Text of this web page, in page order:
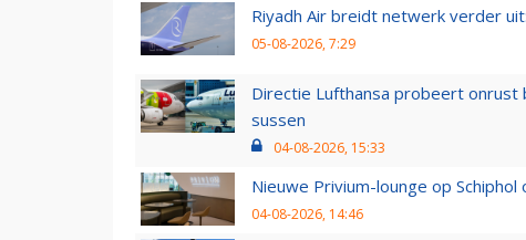
Riyadh Air breidt netwerk verder
05-08-2026, 7:29
Directie Lufthansa probeert
sussen
04-08-2026, 15:33
Nieuwe Privium-lounge op
04-08-2026, 14:46